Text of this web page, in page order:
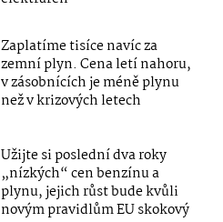
Zaplatíme tisíce navíc za
zemní plyn. Cena letí nahoru,
v zásobnících je méně plynu
než v krizových letech
Užijte si poslední dva roky
„nízkých“ cen benzínu a
plynu, jejich růst bude kvůli
novým pravidlům EU skokový